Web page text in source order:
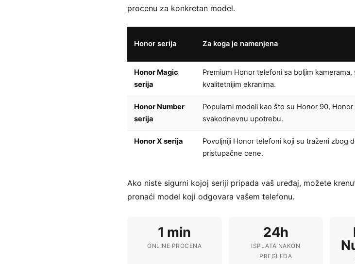
procenu za konkretan model.
Honor serija Za koga je namenjena
Honor Magic
serija
Premium Honor telefoni sa boljim
kvalitetnijim ekranima.
Honor Number
serija
Popularni modeli kao što su Honor 90,
svakodnevnu upotrebu.
Honor X serija
Povoljniji Honor telefoni koji su traženi zbog
pristupačne cene.
Ako niste sigurni kojoj seriji pripada vaš uređaj, možete
pronaći model koji odgovara vašem telefonu.
1 min
ONLINE PROCENA
24h
ISPLATA NAKON
PREGLEDA